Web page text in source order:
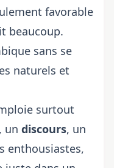
favorable
beaucoup.
sans se
naturels et
surtout
, un discours, un
enthousiastes,